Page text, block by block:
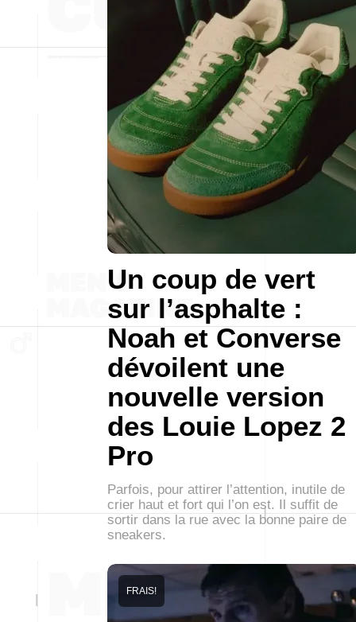
Un coup de vert
sur l’asphalte :
Noah et Converse
dévoilent une
nouvelle version
des Louie Lopez 2
Pro
Parfois, pour attirer l’attention, inutile de
crier haut et fort qui l’on est. Il suffit de
sortir dans la rue avec la bonne paire de
sneakers.
FRAIS!